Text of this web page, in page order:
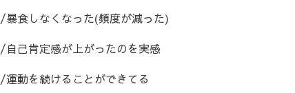
/暴食しなくなった(頻度が減った)
/自己肯定感が上がったのを実感
/運動を続けることができてる